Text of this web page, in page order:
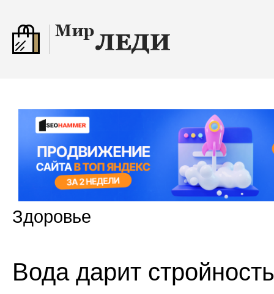
Здоровье
Вода дарит стройность